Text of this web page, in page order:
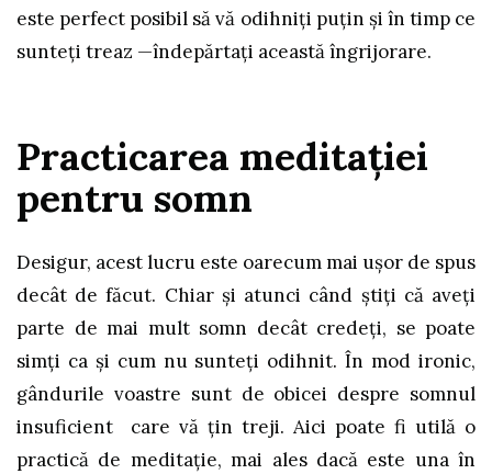
este perfect posibil să vă odihniți puțin și în timp ce
sunteți treaz —îndepărtați această îngrijorare.
Practicarea meditației
pentru somn
Desigur, acest lucru este oarecum mai ușor de spus
decât de făcut. Chiar și atunci când știți că aveți
parte de mai mult somn decât credeți, se poate
simți ca și cum nu sunteți odihnit. În mod ironic,
gândurile voastre sunt de obicei despre somnul
insuficient care vă țin treji. Aici poate fi utilă o
practică de meditație, mai ales dacă este una în